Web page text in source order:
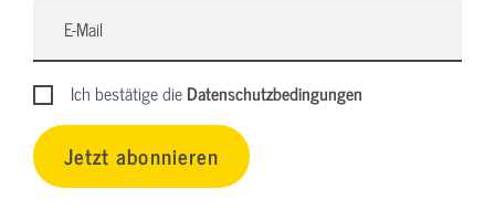
Ich bestätige dieDatenschutzbedingungen
Jetzt abonnieren